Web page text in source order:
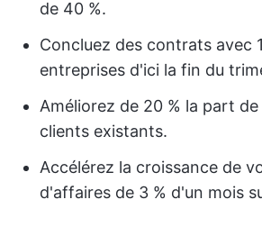
de 40 %.
Concluez des contrats avec
entreprises d'ici la fin du
Améliorez de 20 % la part
clients existants.
Accélérez la croissance de
d'affaires de 3 % d'un mois